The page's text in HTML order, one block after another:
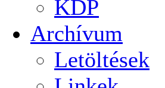
KDP
Archívum
Letöltések